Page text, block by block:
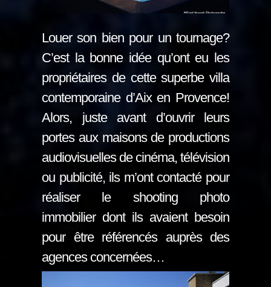
Louer son bien pour un tournage?
C’est la bonne idée qu’ont eu les
propriétaires de cette superbe villa
contemporaine d’Aix en Provence!
Alors, juste avant d’ouvrir leurs
portes aux maisons de productions
audiovisuelles de cinéma, télévision
ou publicité, ils m’ont contacté pour
réaliser le shooting photo
immobilier dont ils avaient besoin
pour être référencés auprès des
agences concernées…